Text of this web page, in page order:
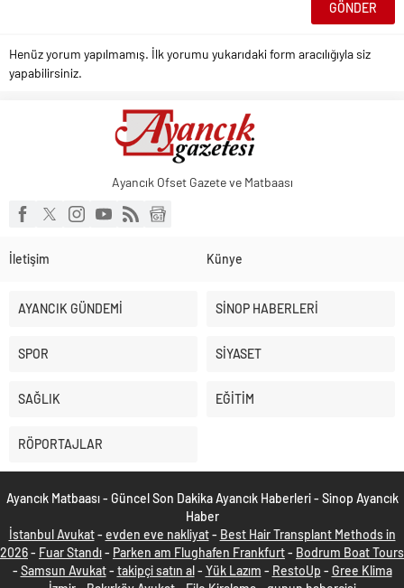
Henüz yorum yapılmamış. İlk yorumu yukarıdaki form aracılığıyla siz
yapabilirsiniz.
Ayancık Ofset Gazete ve Matbaası
İletişim Künye
AYANCIK GÜNDEMİ SİNOP HABERLERİ
SPOR SİYASET
SAĞLIK EĞİTİM
RÖPORTAJLAR
Ayancık Matbaası - Güncel Son Dakika Ayancık Haberleri - Sinop Ayancık
Haber
İstanbul Avukat- evden eve nakliyat- Best Hair Transplant Methods in
2026- Fuar Standı- Parken am Flughafen Frankfurt- Bodrum Boat Tours
- Samsun Avukat- takipçi satın al- Yük Lazım - RestoUp - Gree Klima